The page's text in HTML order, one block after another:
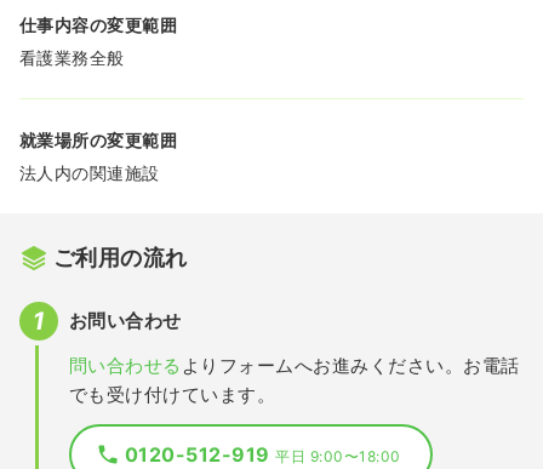
仕事内容の変更範囲
看護業務全般
就業場所の変更範囲
法人内の関連施設
ご利用の流れ
お問い合わせ
問い合わせる よりフォームへお進みください。お電話
でも受け付けています。
0120-512-919平日 9:00〜18:00